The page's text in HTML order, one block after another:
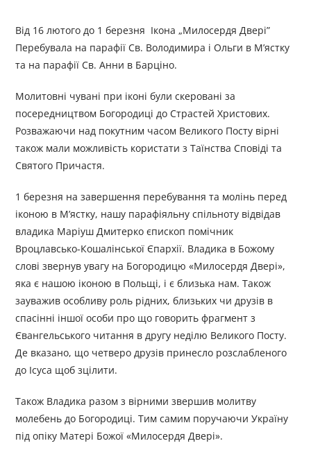
Від 16 лютого до 1 березня Ікона „Милосердя Двері”
Перебувала на парафії Св. Володимира і Ольги в М’ястку
та на парафії Св. Анни в Барціно.
Молитовні чувані при іконі були скеровані за
посередництвом Богородиці до Страстей Христових.
Розважаючи над покутним часом Великого Посту вірні
також мали можливість користати з Таїнства Сповіді та
Святого Причастя.
1 березня на завершення перебування та молінь перед
іконою в М’ястку, нашу парафіяльну спільноту відвідав
владика Маріуш Дмитерко єпископ помічник
Вроцлавсько-Кошалінської Єпархії. Владика в Божому
слові звернув увагу на Богородицю «Милосердя Двері»,
яка є нашою іконою в Польщі, і є близька нам. Також
зауважив особливу роль рідних, близьких чи друзів в
спасінні іншої особи про що говорить фрагмент з
Євангельського читання в другу неділю Великого Посту.
Де вказано, що четверо друзів принесло розслабленого
до Ісуса щоб зцілити.
Також Владика разом з вірними звершив молитву
молебень до Богородиці. Тим самим поручаючи Україну
під опіку Матері Божої «Милосердя Двері».